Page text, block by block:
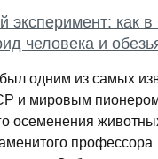
эксперимент: как
человека и
одним из самых
и мировым
осеменения
профессора